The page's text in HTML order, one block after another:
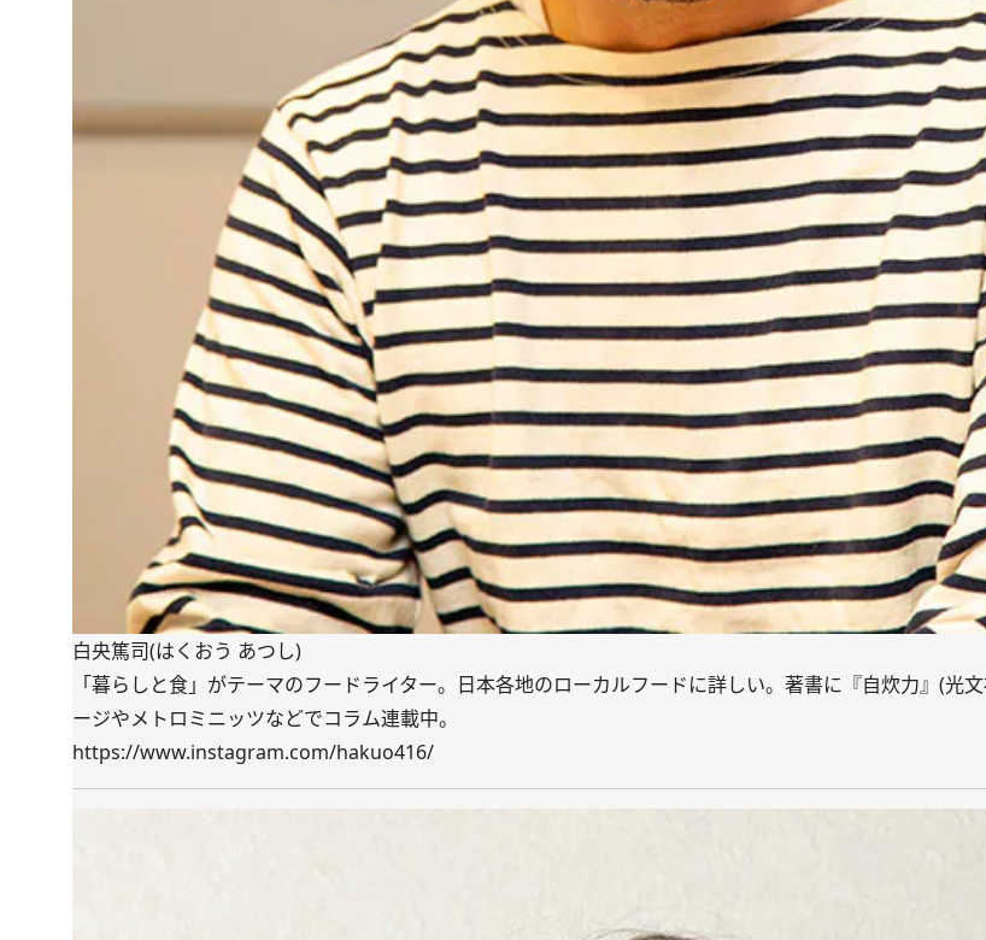
白央篤司(はくおう あつし)
「暮らしと食」がテーマのフードライター。日本各地のローカルフードに詳しい。著書に『自炊力』(光
ージやメトロミニッツなどでコラム連載中。
https://www.instagram.com/hakuo416/